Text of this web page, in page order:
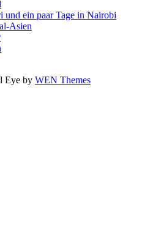
und ein paar Tage in Nairobi
Asien
Eye by WEN Themes